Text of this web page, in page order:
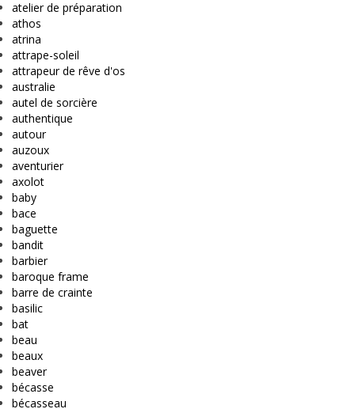
atelier de préparation
athos
atrina
attrape-soleil
attrapeur de rêve d'os
australie
autel de sorcière
authentique
autour
auzoux
aventurier
axolot
baby
bace
baguette
bandit
barbier
baroque frame
barre de crainte
basilic
bat
beau
beaux
beaver
bécasse
bécasseau